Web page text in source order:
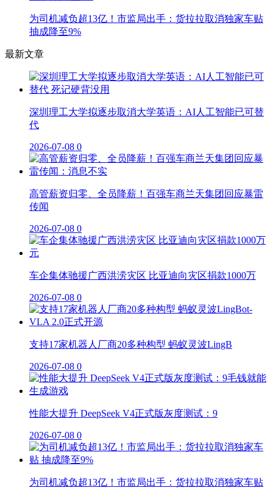
为司机减负超13亿！市监局出手：货拉拉取消独家车贴
抽成降至9%
最新文章
深圳理工大学拟逐步取消大学英语：AI人工智能已可替
代
2026-07-08 0
高管薪资归零、全员降薪！百强车商兰天集团回应暴雷
传闻
2026-07-08 0
车企集体驰援广西洪涝灾区 比亚迪向灾区捐款1000万
2026-07-08 0
支持17家机器人厂商20多种构型 蚂蚁灵波LingB
2026-07-08 0
性能大提升 DeepSeek V4正式版灰度测试：9
2026-07-08 0
为司机减负超13亿！市监局出手：货拉拉取消独家车贴